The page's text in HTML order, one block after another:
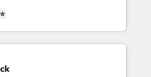
lifecycle—lead generation to
processes and eliminating
and adapt to your goals.
help you use the HubSpot platform
improve your current HubSpot
your new one.